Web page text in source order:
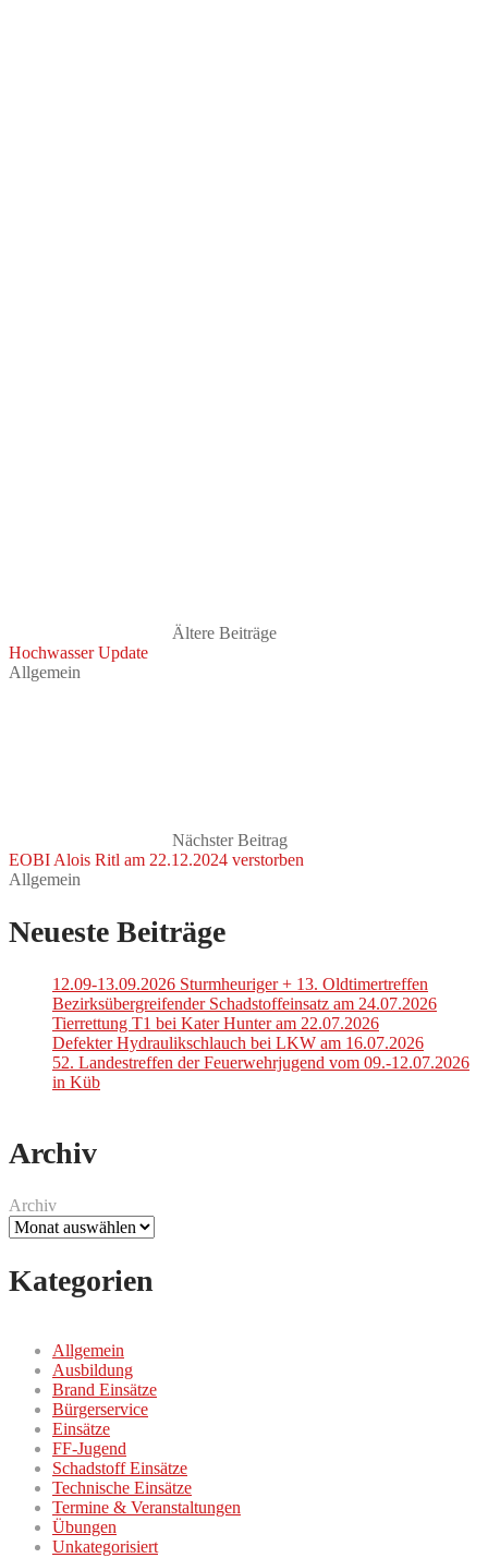
Ältere Beiträge
Hochwasser Update
Allgemein
Nächster Beitrag
EOBI Alois Ritl am 22.12.2024 verstorben
Allgemein
Neueste Beiträge
12.09-13.09.2026 Sturmheuriger + 13. Oldtimertreffen
Bezirksübergreifender Schadstoffeinsatz am 24.07.2026
Tierrettung T1 bei Kater Hunter am 22.07.2026
Defekter Hydraulikschlauch bei LKW am 16.07.2026
52. Landestreffen der Feuerwehrjugend vom 09.-12.07.2026
in Küb
Archiv
Archiv
Kategorien
Allgemein
Ausbildung
Brand Einsätze
Bürgerservice
Einsätze
FF-Jugend
Schadstoff Einsätze
Technische Einsätze
Termine & Veranstaltungen
Übungen
Unkategorisiert